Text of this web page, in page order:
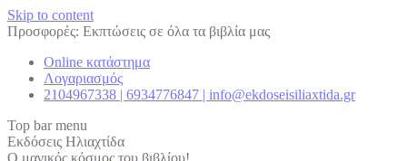
Skip to content
Προσφορές: Εκπτώσεις σε όλα τα βιβλία μας
Online κατάστημα
Λογαριασμός
2104967338 | 6934776847 | info@ekdoseisiliaxtida.gr
Top bar menu
Εκδόσεις Ηλιαχτίδα
Ο μαγικός κόσμος του βιβλίου!